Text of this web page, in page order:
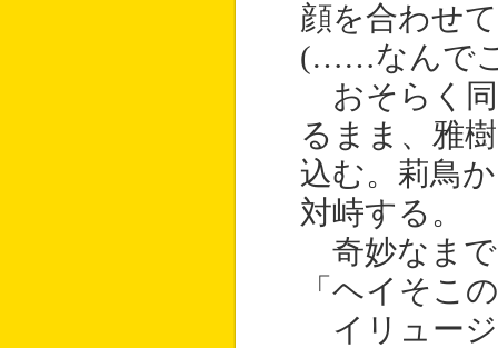
顔を合わせ
(……なんで
おそらく同
るまま、雅
込む。莉鳥
対峙する。
奇妙なまで
「ヘイそこ
イリュージ